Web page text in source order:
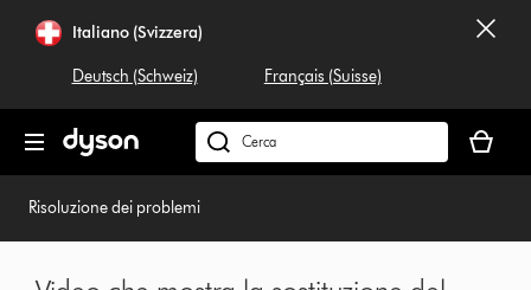
navigazioneItaliano (Svizzera)
Deutsch (Schweiz) Français (Suisse)
Cerca
su
carrello
è
Risoluzione dei problemi